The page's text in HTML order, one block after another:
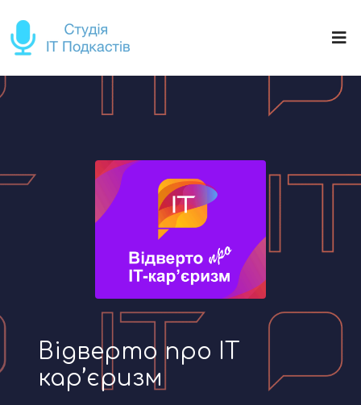
Відверто про IT
кар’єризм